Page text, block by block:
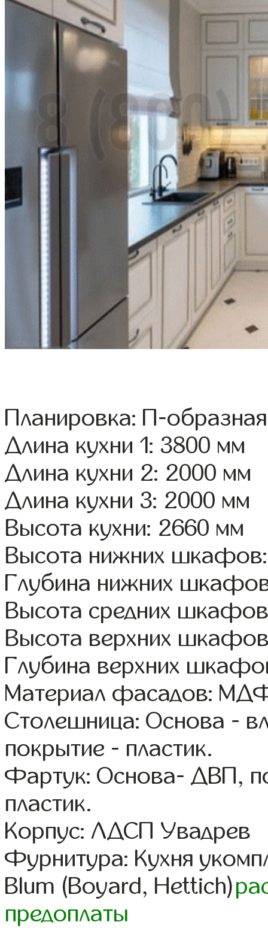
Планировка: П-образная
Длина кухни 1: 3800 мм
Длина кухни 2: 2000 мм
Длина кухни 3: 2000 мм
Высота кухни: 2660 мм
Высота нижних
Глубина нижних
Высота средних
Высота верхних
Глубина верхних
Материал фасадов:
Столешница: Основа -
покрытие - пластик.
Фартук: Основа- ДВП,
пластик.
Корпус: ЛДСП Увадрев
Фурнитура: Кухня
Blum (Boyard, Hettich)
предоплаты